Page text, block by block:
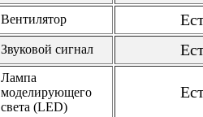
Вентилятор
Звуковой сигнал
Лампа
моделирующего
света (LED)